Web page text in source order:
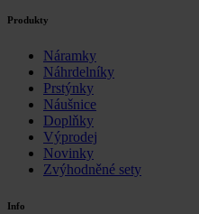
Produkty
Náramky
Náhrdelníky
Prstýnky
Náušnice
Doplňky
Výprodej
Novinky
Zvýhodněné sety
Info